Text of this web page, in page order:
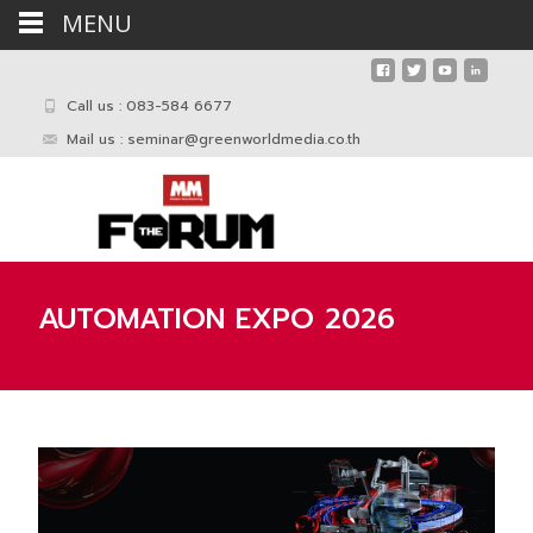
Call us : 083-584 6677
Mail us : seminar@greenworldmedia.co.th
AUTOMATION EXPO 2026
MENU